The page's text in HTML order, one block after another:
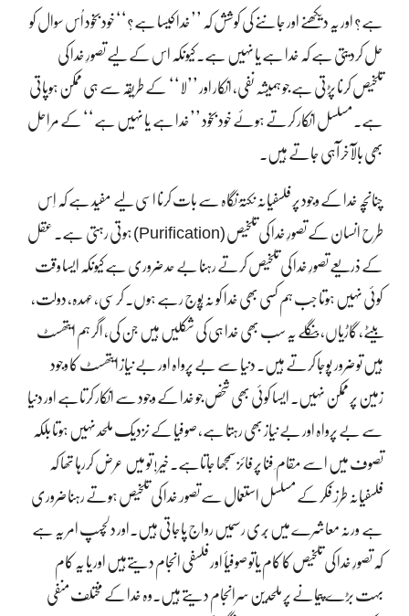
ہے؟ اور یہ دیکھنے اور جاننے کی کوشش کہ ’’خدا کیسا ہے؟‘‘ خود بخود اُس سوال کو
حل کردیتی ہے کہ خدا ہے یا نہیں ہے۔ کیونکہ اس کے لیے تصورِ خدا کی
تلخیص کرنا پڑتی ہے جو ہمیشہ نفی، انکار اور ’’لا‘‘ کے طریقہ سے ہی ممکن ہوپاتی
ہے۔ مسلسل انکار کرتے ہوئے خود بخود ’’خدا ہے یا نہیں ہے‘‘ کے مراحل
بھی بالآخر آہی جاتے ہیں۔
چنانچہ خدا کے وجود پر فلسفیانہ نکتۂ نگاہ سے بات کرنا اسی لیے مفید ہے کہ اِس
طرح انسان کے تصورِ خدا کی تلخیص (Purification) ہوتی رہتی ہے۔ عقل
کے ذریعے تصورِ خدا کی تلخیص کرتے رہنا بے حد ضروری ہے کیونکہ ایسا وقت
کوئی نہیں ہوتا جب ہم کسی بھی خدا کو نہ پُوج رہے ہوں۔ کرسی، عہدہ، دولت،
بیٹے، گاڑیاں، بنگلے یہ سب بھی خدا ہی کی شکلیں ہیں جن کی، اگر ہم ایتھسٹ
ہیں تو ضرور پوجا کرتے ہیں۔ دنیا سے بے پرواہ اور بے نیاز ایتھسٹ کا وجود
زمین پر ممکن نہیں۔ ایسا کوئی بھی شخص جو خدا کے وجود سے انکار کرتاہے اور دنیا
سے بے پرواہ اور بے نیاز بھی رہتا ہے، صوفیا کے نزدیک ملحد نہیں ہوتا بلکہ
تصوف میں اسے مقام ِ فنا پر فائز سمجھا جاتاہے۔ خیر! تو میں عرض کررہا تھا کہ
فلسفیانہ طرز ِ فکر کے مسلسل استعمال سے تصور ِ خدا کی تلخیص ہوتے رہنا ضروری
ہے ورنہ معاشرے میں بُری رسمیں رواج پاجاتی ہیں۔اور دلچسپ امر یہ ہے
کہ تصورِ خدا کی تلخیص کا کام یاتو صوفیأ اور فلسفی انجام دیتےہیں اور یا یہ کام
بہت بڑے پیمانے پر ملحدین سرانجام دیتے ہیں۔وہ خدا کے مختلف منفی